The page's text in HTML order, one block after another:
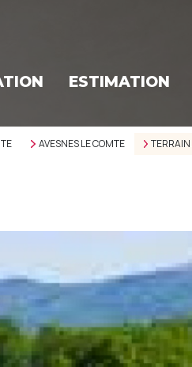
ESTIMATION
AVESNES LE COMTE TERRAIN